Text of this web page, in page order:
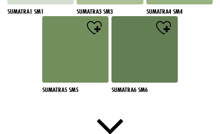
SUMATRA1 SM1 SUMATRA3 SM3 SUMATRA4 SM4
SUMATRA5 SM5 SUMATRA6 SM6